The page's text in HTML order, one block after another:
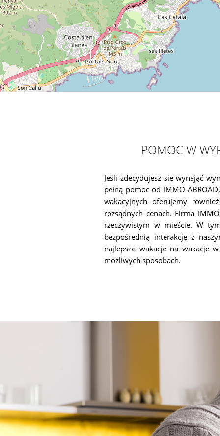
POMOC W
Jeśli zdecydujesz się wynająć
pełną pomoc od IMMO
wakacyjnych oferujemy
rozsądnych cenach. Firma
rzeczywistym w mieście. W
bezpośrednią interakcję z
najlepsze wakacje na wakacje
możliwych sposobach.